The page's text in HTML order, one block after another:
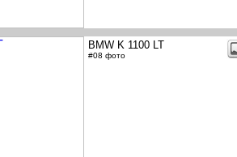
BMW K 1100 LT
#08 фото